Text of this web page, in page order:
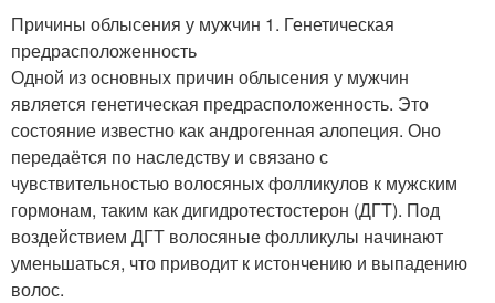
Причины облысения у мужчин 1. Генетическая
предрасположенность
Одной из основных причин облысения у мужчин
является генетическая предрасположенность. Это
состояние известно как андрогенная алопеция. Оно
передаётся по наследству и связано с
чувствительностью волосяных фолликулов к мужским
гормонам, таким как дигидротестостерон (ДГТ). Под
воздействием ДГТ волосяные фолликулы начинают
уменьшаться, что приводит к истончению и выпадению
волос.